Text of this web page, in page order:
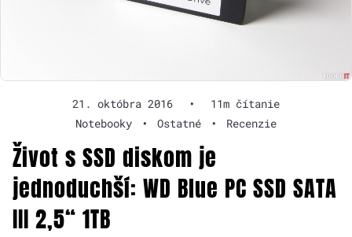
21. októbra 2016 •
11m čítanie
Notebooky
• Ostatné • Recenzie
Život s SSD diskom je
jednoduchší: WD Blue PC SSD SATA
III 2,5“ 1TB